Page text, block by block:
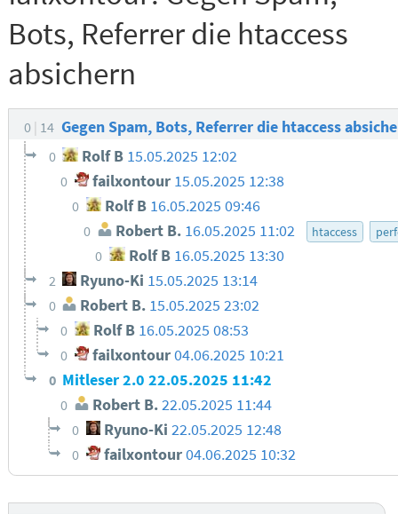
Bots, Referrer die htaccess
absichern
0 14 Gegen Spam, Bots, Referrer die htaccess
0 Rolf B 15.05.2025 12:02
0 failxontour 15.05.2025 12:38
0 Rolf B 16.05.2025 09:46
0 Robert B. 16.05.2025 11:02 htaccess
0 Rolf B 16.05.2025 13:30
2 Ryuno-Ki 15.05.2025 13:14
0 Robert B. 15.05.2025 23:02
0 Rolf B 16.05.2025 08:53
0 failxontour 04.06.2025 10:21
0 Mitleser 2.022.05.2025 11:42
0 Robert B. 22.05.2025 11:44
0 Ryuno-Ki 22.05.2025 12:48
0 failxontour04.06.2025 10:32